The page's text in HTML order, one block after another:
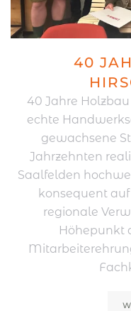
40
40 Jahre
echte
gewachsene
Jahrzehnten
Saalfelden
konsequent
regionale
Höhepunkt